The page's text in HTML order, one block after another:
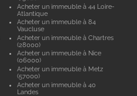
Acheter un immeuble à 44 Loire-
Atlantique
Acheter un immeuble à 84
Vaucluse
Acheter un immeuble à Chartres
(28000)
Acheter un immeuble à Nice
(06000)
Acheter un immeuble à Metz
(57000)
Acheter un immeuble à 40
Landes